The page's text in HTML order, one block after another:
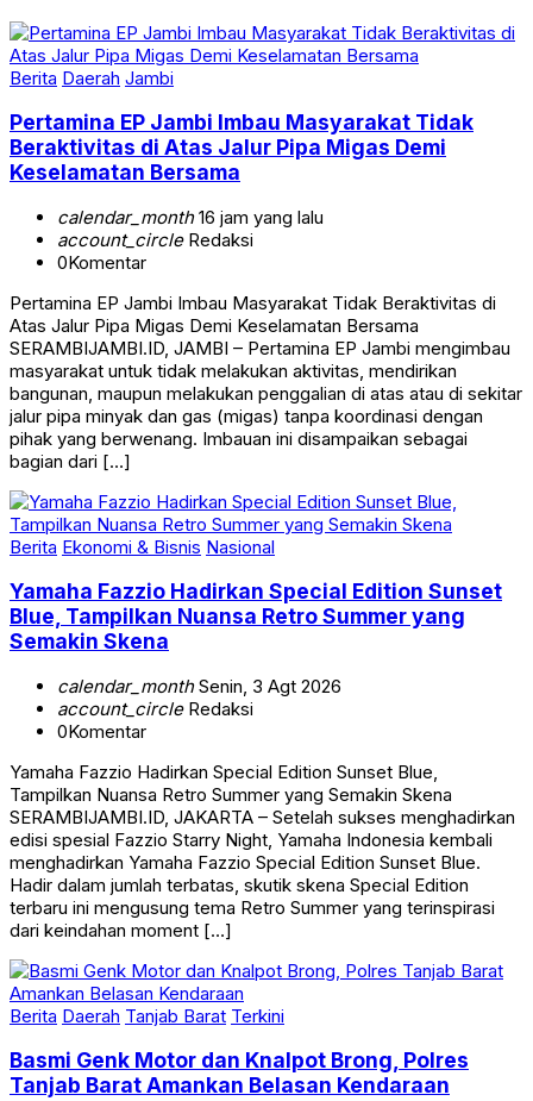
Berita Daerah Jambi
Beraktivitas di Atas Jalur Pipa Migas Demi
Keselamatan Bersama
account_circleRedaksi
0Komentar
Atas Jalur Pipa Migas Demi Keselamatan Bersama
SERAMBIJAMBI.ID, JAMBI – Pertamina EP Jambi mengimbau
masyarakat untuk tidak melakukan aktivitas, mendirikan
bangunan, maupun melakukan penggalian di atas atau di sekitar
jalur pipa minyak dan gas (migas) tanpa koordinasi dengan
pihak yang berwenang. Imbauan ini disampaikan sebagai
bagian dari […]
Berita Ekonomi & Bisnis Nasional
Blue, Tampilkan Nuansa Retro Summer yang
Semakin Skena
account_circleRedaksi
0Komentar
Tampilkan Nuansa Retro Summer yang Semakin Skena
SERAMBIJAMBI.ID, JAKARTA – Setelah sukses menghadirkan
edisi spesial Fazzio Starry Night, Yamaha Indonesia kembali
menghadirkan Yamaha Fazzio Special Edition Sunset Blue.
Hadir dalam jumlah terbatas, skutik skena Special Edition
terbaru ini mengusung tema Retro Summer yang terinspirasi
dari keindahan moment […]
Berita Daerah Tanjab Barat Terkini
Tanjab Barat Amankan Belasan Kendaraan